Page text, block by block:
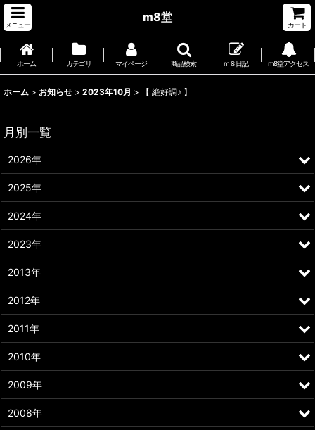
メニュー
m8堂
カート
ホーム カテゴリ マイページ 商品検索 m８日記 m8堂アクセス
ホーム > お知らせ > 2023年10月 > 【 絶好調♪ 】
月別一覧
2026年
2025年
2024年
2023年
2013年
2012年
2011年
2010年
2009年
2008年